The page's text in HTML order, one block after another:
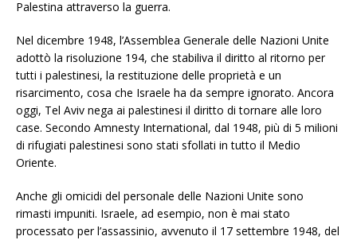
Palestina attraverso la guerra.
Nel dicembre 1948, l’Assemblea Generale delle Nazioni Unite
adottò la risoluzione 194, che stabiliva il diritto al ritorno per
tutti i palestinesi, la restituzione delle proprietà e un
risarcimento, cosa che Israele ha da sempre ignorato. Ancora
oggi, Tel Aviv nega ai palestinesi il diritto di tornare alle loro
case. Secondo Amnesty International, dal 1948, più di 5 milioni
di rifugiati palestinesi sono stati sfollati in tutto il Medio
Oriente.
Anche gli omicidi del personale delle Nazioni Unite sono
rimasti impuniti. Israele, ad esempio, non è mai stato
processato per l’assassinio, avvenuto il 17 settembre 1948, del